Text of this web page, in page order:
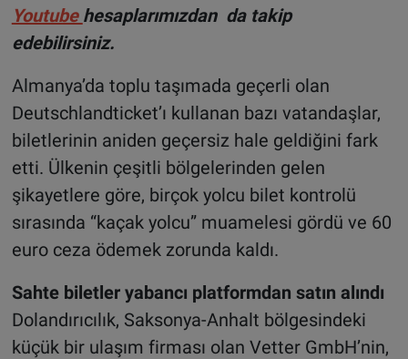
Youtube hesaplarımızdan da takip
edebilirsiniz.
Almanya’da toplu taşımada geçerli olan
Deutschlandticket’ı kullanan bazı vatandaşlar,
biletlerinin aniden geçersiz hale geldiğini fark
etti. Ülkenin çeşitli bölgelerinden gelen
şikayetlere göre, birçok yolcu bilet kontrolü
sırasında “kaçak yolcu” muamelesi gördü ve 60
euro ceza ödemek zorunda kaldı.
Sahte biletler yabancı platformdan satın alındı
Dolandırıcılık, Saksonya-Anhalt bölgesindeki
küçük bir ulaşım firması olan Vetter GmbH’nin,